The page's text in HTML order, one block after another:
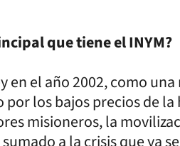
que tiene el INYM?
en el año 2002, como
los bajos precios de la
misioneros, la